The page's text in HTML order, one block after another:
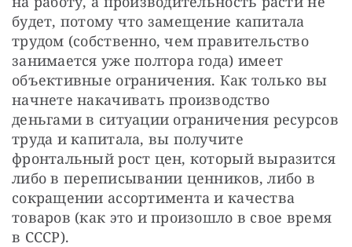
будет, потому что замещение капитала
трудом (собственно, чем правительство
занимается уже полтора года) имеет
объективные ограничения. Как только вы
начнете накачивать производство
деньгами в ситуации ограничения ресурсов
труда и капитала, вы получите
фронтальный рост цен, который выразится
либо в переписывании ценников, либо в
сокращении ассортимента и качества
товаров (как это и произошло в свое время
в СССР).